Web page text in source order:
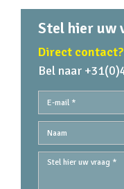
Stel hier uw
Direct contact?
Bel naar